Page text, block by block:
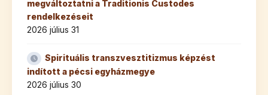
megváltoztatni a Traditionis Custodes
rendelkezéseit
2026 július 31
Spirituális transzvesztitizmus képzést
indított a pécsi egyházmegye
2026 július 30